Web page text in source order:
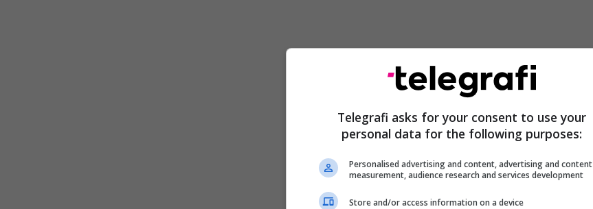
Telegrafi asks for your consent to use your
personal data for the following purposes:
Personalised advertising and content, advertising and content
measurement, audience research and services development
Store and/or access information on a device